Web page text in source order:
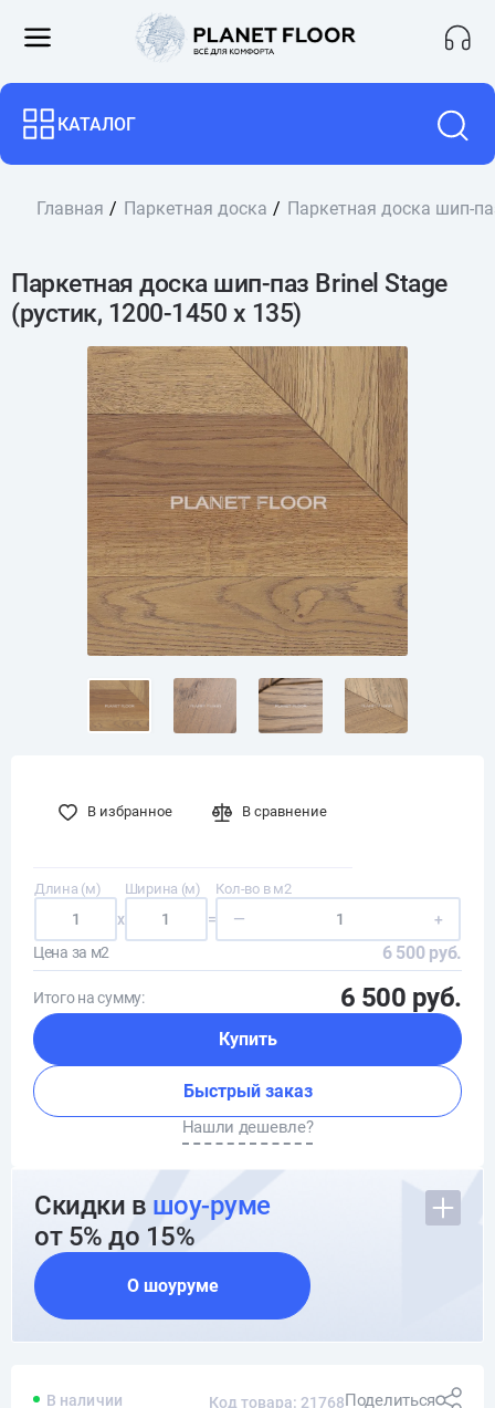
КАТАЛОГ
Главная Паркетная доска Паркетная доска шип-
Паркетная доска шип-паз Brinel Stage
(рустик, 1200-1450 х 135)
В избранное В сравнение
Длина (м)
x
Ширина (м)
=
Кол-во в м2
—
+
Цена за м2
6 500 руб.
Итого на сумму: 6 500 руб.
Купить
Быстрый заказ
Нашли дешевле?
Скидки в шоу-руме
от 5% до 15%
О шоуруме
В наличии Код товара: 21768Поделиться